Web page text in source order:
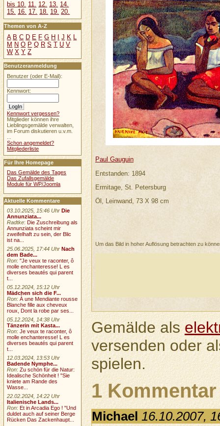
Paul Gauguin
Entstanden: 1894
Ermitage, St. Petersburg
Öl, Leinwand, 73 X 98 cm
Um das Bild in hoher Auflösung betrachten zu
Gemälde als
versenden oder
spielen.
1
Michael 16.10.2007,
bis 10. 11. 12. 13. 14.
15. 16. 17. 18. 19. 20.
Themen von A-Z
A B C D E F G H I J K L
M N O P Q R S T U V
W X Y Z
Benutzeranmeldung
Benutzer (oder E-Mail):
Kennwort:
Kennwort vergessen?
Mitglieder können ihre
Lieblingsgemälde verwalten,
im Forum diskutieren u.v.m.
Schon angemeldet?
Mitgliederliste
Für Ihre Homepage
Das Gemälde des Tages
Das Zufallsgemälde
Module für WP/Joomla
Aktuelle Kommentare
03.10.2025, 15:46 Uhr Die
Annunziata...
Radtke: Die Zuschreibung als
Annunziata scheint mir
zweifelhaft zu sein, der Blic
ist na...
25.06.2025, 17:44 Uhr Nach
dem Bade...
Ron:"Je veux te raconter, ô
molle enchanteresse! L es
diverses beautés qui parent
t...
05.12.2024, 15:12 Uhr
Mädchen sich die F...
Ron:À une Mendiante rousse
Blanche fille aux cheveux
roux, Dont la robe par ses...
05.12.2024, 14:38 Uhr
Tänzerin mit Kasta...
Ron:Je veux te raconter, ô
molle enchanteresse! L es
diverses beautés qui parent
t...
12.03.2024, 13:53 Uhr
Badende Nymphe...
Ron:Zu schön für die Natur:
Idealische Schönheit ! "Sie
kniete am Rande des
Wasse...
22.02.2024, 14:22 Uhr
Italienische Lands...
Ron:Et in Arcadia Ego ! "Und
duldet auch auf seiner Berge
Rücken Das Zackenhaupt...